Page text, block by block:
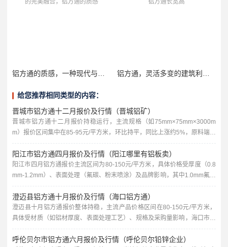
给您推荐相同类型的内容：
晋城市铝方通十二月报价及行情（晋城铝矿）
晋城市铝方通十二月报价持稳运行，主流规格（如75mm×75mm×3000m
m）报价区间集中在85-95元/平方米，环比持平，同比上涨约5%，原料端，
晋城本地铝矿价格稳中偏强，氧化铝市场供应偏紧，成本端对铝方通价格形
成支撑，下游需求方面，年末工程项目赶工带动采购积极性，但终端资金偏
紧制约备货量，整体成交以刚需为主，预计短期铝方通价格将延续震荡态
势，需关注原料价格波动及下游需求变化。今天给各位分享晋城...
阳江市铝方通四月报价及行情（阳江哪里有铝板卖）
阳江市四月铝方通报价主流区间为80-150元/平方米，具体价格受厚度（0.8
mm-1.2mm）、表面处理（氟碳、粉末喷涂）及品牌影响，其中1.0mm氟碳
喷涂款约120元/平方米，环比持平，当前市场需求以工程采购为主，终端用
户按需采购，整体行情平稳，铝板销售方面，阳江市区有多家建材市场及铝
材专卖店供应，如江城区东风三路铝材市场、阳东区工业园铝业加工厂，可
提供常规尺寸及定制切割服务，建议多渠道比价后选...
澄迈县铝方通十月报价及行情（海口铝方通）
澄迈县十月铝方通报价整体持稳，主流产品价格区间在80-150元/平方米，
具体受材质（如铝材厚度、表面处理工艺）、规格及采购量影响，海口市场
行情同步，常规型材需求稳定，工程定制订单略有增加，供应商以库存消化
为主，短期内价格波动有限，建议采购方结合项目需求对比多家供应商，关
呼伦贝尔市铝方通六月报价及行情（呼伦贝尔铅锌企业）